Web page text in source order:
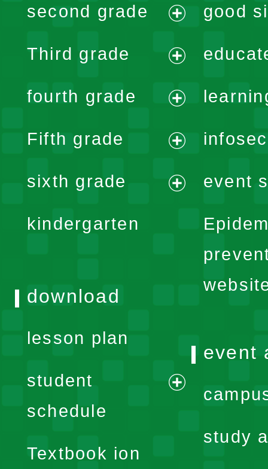
menu
second grade
menu
Third grade
menu
fourth grade
menu
Fifth grade
menu
sixth grade
kindergarten
good
event
download
lesson plan
student
schedule
expand
menu
Textbook ion
event
study